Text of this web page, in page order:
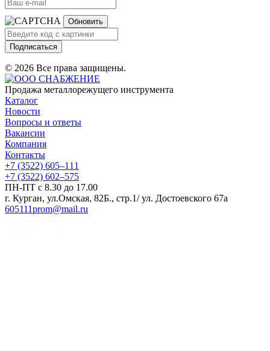
Обновить
Подписаться
© 2026 Все права защищены.
Продажа металлорежущего инструмента
Каталог
Новости
Вопросы и ответы
Вакансии
Компания
Контакты
+7 (3522) 605‒111
+7 (3522) 602‒575
ПН-ПТ с 8.30 до 17.00
г. Курган, ул.Омская, 82Б., стр.1/ ул. Достоевского 67а
605111prom@mail.ru